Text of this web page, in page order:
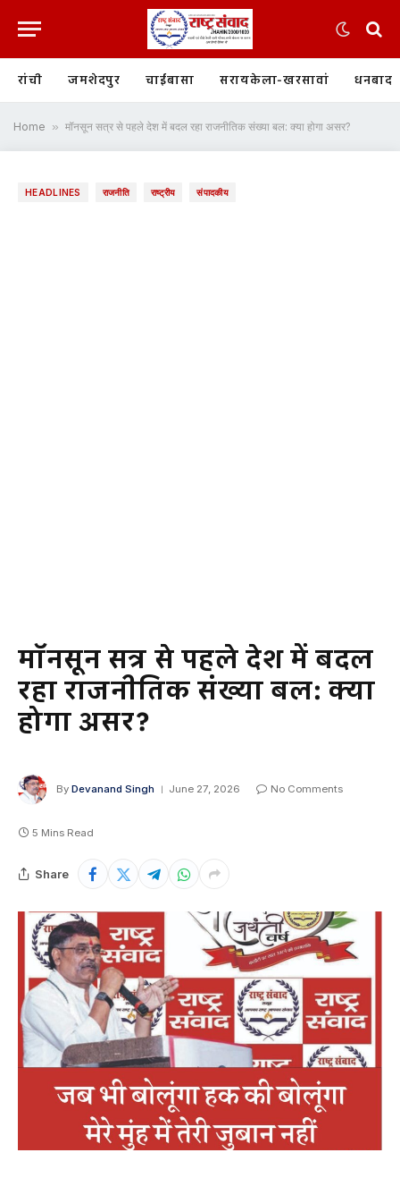
रांची जमशेदपुर चाईबासा सरायकेला-खरसावां धनबाद
Home » मॉनसून सत्र से पहले देश में बदल रहा राजनीतिक संख्या बल: क्या होगा असर?
HEADLINES राजनीति राष्ट्रीय संपादकीय
मॉनसून सत्र से पहले देश में बदल
रहा राजनीतिक संख्या बल: क्या
होगा असर?
By Devanand Singh June 27, 2026 No Comments
5 Mins Read
Share